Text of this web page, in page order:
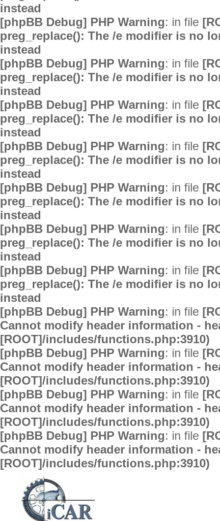
instead
[phpBB Debug] PHP Warning: in file
preg_replace(): The /e modifier is no
instead
[phpBB Debug] PHP Warning: in file
preg_replace(): The /e modifier is no
instead
[phpBB Debug] PHP Warning: in file
preg_replace(): The /e modifier is no
instead
[phpBB Debug] PHP Warning: in file
preg_replace(): The /e modifier is no
instead
[phpBB Debug] PHP Warning: in file
preg_replace(): The /e modifier is no
instead
[phpBB Debug] PHP Warning: in file
preg_replace(): The /e modifier is no
instead
[phpBB Debug] PHP Warning: in file
preg_replace(): The /e modifier is no
instead
[phpBB Debug] PHP Warning: in file
Cannot modify header information -
[ROOT]/includes/functions.php:3910)
[phpBB Debug] PHP Warning: in file
Cannot modify header information -
[ROOT]/includes/functions.php:3910)
[phpBB Debug] PHP Warning: in file
Cannot modify header information -
[ROOT]/includes/functions.php:3910)
[phpBB Debug] PHP Warning: in file
Cannot modify header information -
[ROOT]/includes/functions.php:3910)